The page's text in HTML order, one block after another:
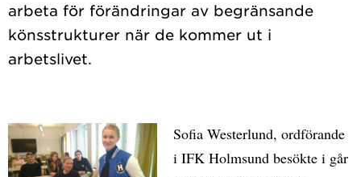
arbeta för förändringar av begränsande
könsstrukturer när de kommer ut i
Sofia Westerlund, ordförande
i IFK Holmsund besökte i går